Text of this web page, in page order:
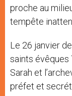
proche au
tempête
Le 26 janvier
saints évêques
Sarah et
préfet et